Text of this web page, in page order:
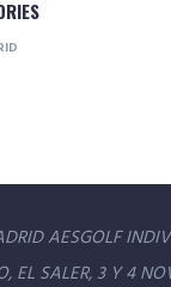
AESGOLF
EL SALER, 3 Y 4